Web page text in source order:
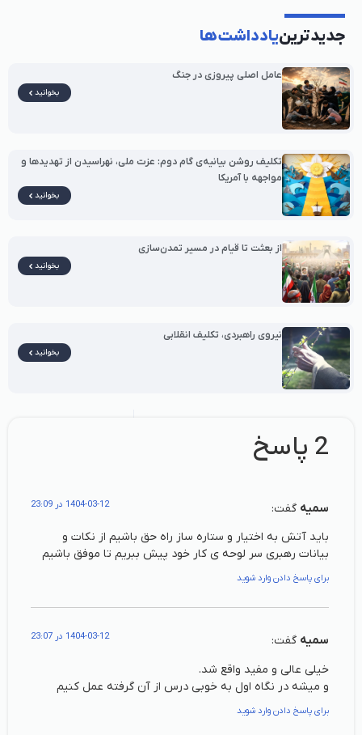
جدیدترینیادداشت‌ها
عامل اصلی پیروزی در جنگ
بخوانید
تکلیف روشن بیانیه‌ی گام دوم: عزت ملی، نهراسیدن از تهدیدها و
مواجهه با آمریکا
بخوانید
از بعثت تا قیام در مسیر تمدن‌سازی
بخوانید
نیروی راهبردی، تکلیف انقلابی
بخوانید
2 پاسخ
سمیه گفت: 1404-03-12 در 23:09
باید آتش به اختیار و ستاره ساز راه حق باشیم از نکات و
بیانات رهبری سر لوحه ی کار خود پیش ببریم تا موفق باشیم
برای پاسخ دادن وارد شوید
سمیه گفت: 1404-03-12 در 23:07
خیلی عالی و مفید واقع شد.
و میشه در نگاه اول به خوبی درس از آن گرفته عمل کنیم
برای پاسخ دادن وارد شوید